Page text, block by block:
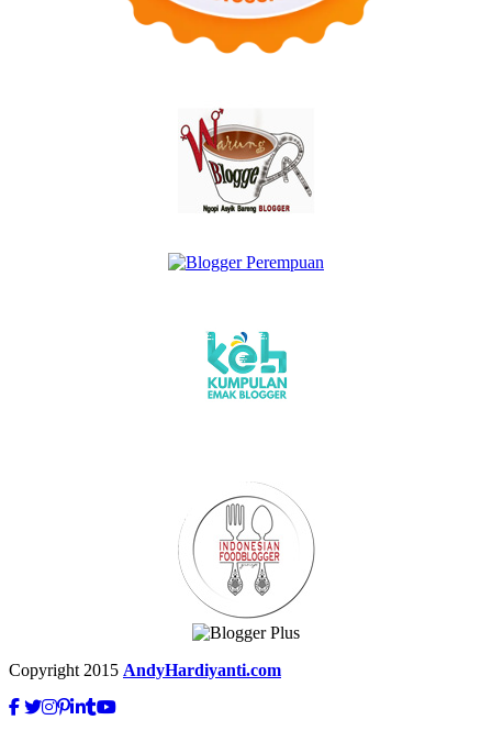
Copyright 2015 AndyHardiyanti.com